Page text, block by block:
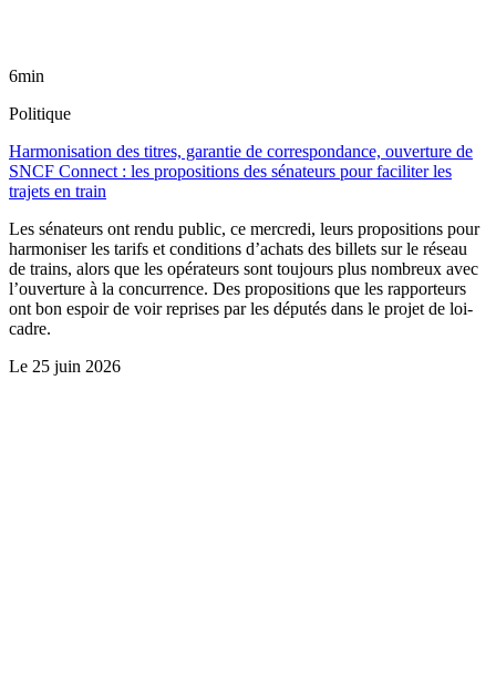
6min
Politique
Harmonisation des titres, garantie de correspondance, ouverture de
SNCF Connect : les propositions des sénateurs pour faciliter les
trajets en train
Les sénateurs ont rendu public, ce mercredi, leurs propositions pour
harmoniser les tarifs et conditions d’achats des billets sur le réseau
de trains, alors que les opérateurs sont toujours plus nombreux avec
l’ouverture à la concurrence. Des propositions que les rapporteurs
ont bon espoir de voir reprises par les députés dans le projet de loi-
cadre.
Le 25 juin 2026